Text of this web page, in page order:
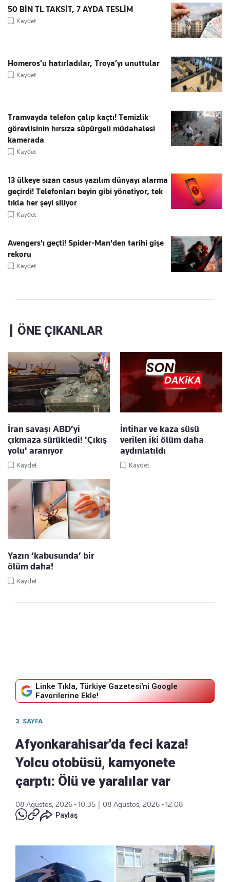
50 BİN TL TAKSİT, 7 AYDA TESLİM
Kaydet
Homeros’u hatırladılar, Troya’yı unuttular
Kaydet
Tramvayda telefon çalıp kaçtı! Temizlik
görevlisinin hırsıza süpürgeli müdahalesi
kamerada
Kaydet
13 ülkeye sızan casus yazılım dünyayı alarma
geçirdi! Telefonları beyin gibi yönetiyor, tek
tıkla her şeyi siliyor
Kaydet
Avengers'ı geçti! Spider-Man'den tarihi gişe
rekoru
Kaydet
ÖNE ÇIKANLAR
İran savaşı ABD’yi
çıkmaza sürükledi! 'Çıkış
yolu' aranıyor
Kaydet
İntihar ve kaza süsü
verilen iki ölüm daha
aydınlatıldı
Kaydet
Yazın ‘kabusunda’ bir
ölüm daha!
Kaydet
Linke Tıkla, Türkiye Gazetesi'ni Google
Favorilerine Ekle!
3. SAYFA
Afyonkarahisar'da feci kaza!
Yolcu otobüsü, kamyonete
çarptı: Ölü ve yaralılar var
08 Ağustos, 2026 - 10:35
08 Ağustos, 2026 - 12:08
Paylaş